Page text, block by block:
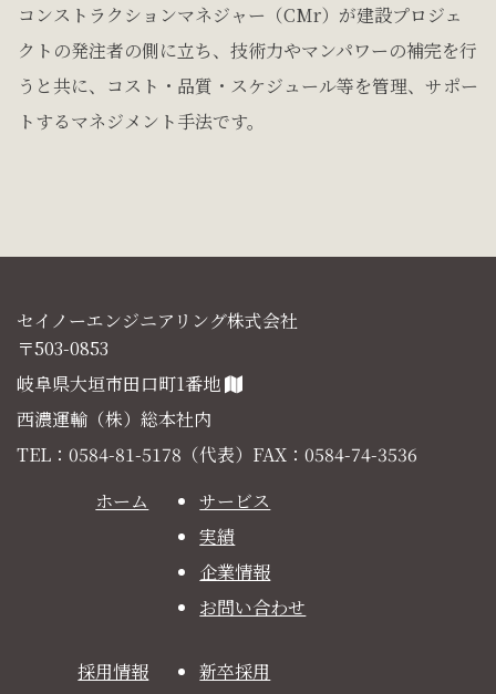
コンストラクションマネジャー（CMr）が建設プロジェ
クトの発注者の側に立ち、技術力やマンパワーの補完を行
うと共に、コスト・品質・スケジュール等を管理、サポー
トするマネジメント手法です。
セイノーエンジニアリング株式会社
〒503-0853
岐阜県大垣市田口町1番地
西濃運輸（株）総本社内
TEL：0584-81-5178（代表）FAX：0584-74-3536
ホーム
サービス
実績
企業情報
お問い合わせ
採用情報
新卒採用